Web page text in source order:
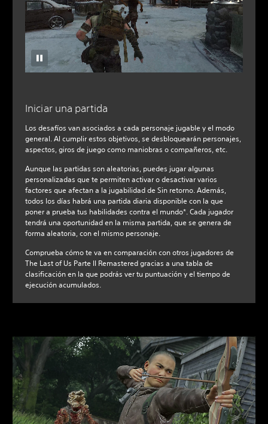
Iniciar una partida
Los desafíos van asociados a cada personaje jugable y el modo
general. Al cumplir estos objetivos, se desbloquearán personajes,
aspectos, giros de juego como maniobras o compañeros, etc.
Aunque las partidas son aleatorias, puedes jugar algunas
personalizadas que te permiten activar o desactivar varios
factores que afectan a la jugabilidad de Sin retorno. Además,
todos los días habrá una partida diaria disponible con la que
poner a prueba tus habilidades contra el mundo*. Cada jugador
tendrá una oportunidad en la misma partida, que se genera de
forma aleatoria, con el mismo personaje.
Comprueba cómo te va en comparación con otros jugadores de
The Last of Us Parte II Remastered gracias a una tabla de
clasificación en la que podrás ver tu puntuación y el tiempo de
ejecución acumulados.